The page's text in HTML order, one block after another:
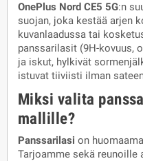
OnePlus Nord CE5 5G:n
suojan, joka kestää arjen
kuvanlaadussa tai
panssarilasit (9H-kovuus,
ja iskut, hylkivät
istuvat tiiviisti ilman
Miksi valita
mallille?
Panssarilasi on
Tarjoamme sekä reunoille